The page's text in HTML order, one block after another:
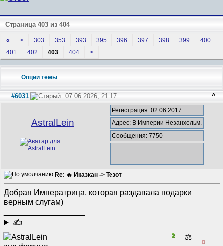
Страница 403 из 404
« < 303 353 393 395 396 397 398 399
400
401
402 403 404 >
Опции темы
#6031 07.06.2026, 21:17 ^
AstralLein
Регистрация: 02.06.2017
Адрес: В Империи Незанхельм.
Сообщения: 7750
Re: 🔥 Иказкан -> Тезот
Добрая Императрица, которая раздавала подарки
верным слугам)
✍
2 ⚖️
0